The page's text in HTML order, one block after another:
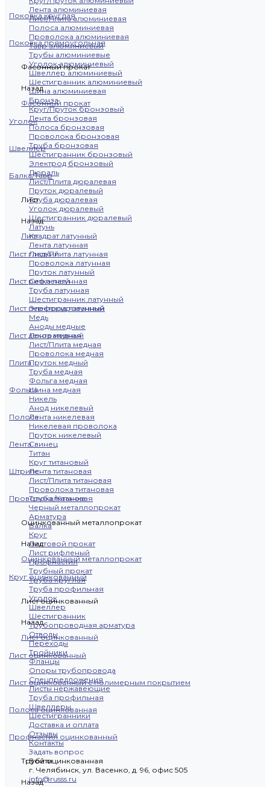
Лента алюминиевая
Лист/Плита алюминиевая
Полоса алюминиевая
Проволока алюминиевая
Тавр алюминиевый
Трубы алюминиевые
Уголок алюминиевый
Швеллер алюминиевый
Шестигранник алюминиевый
Шина алюминиевая
Бронза
Круг/Пруток бронзовый
Лента бронзовая
Полоса бронзовая
Проволока бронзовая
Труба бронзовая
Шестигранник бронзовый
Электрод бронзовый
Дюраль
Лист/Плита дюралевая
Пруток дюралевый
Труба дюралевая
Уголок дюралевый
Шестигранник дюралевый
Латунь
Квадрат латунный
Лента латунная
Лист/Плита латунная
Проволока латунная
Пруток латунный
Сетка латунная
Труба латунная
Шестигранник латунный
Электрод латунный
Медь
Аноды медные
Лента медная
Лист/Плита медная
Проволока медная
Пруток медный
Труба медная
Фольга медная
Шина медная
Никель
Анод никелевый
Лента никелевая
Никелевая проволока
Пруток никелевый
Свинец
Титан
Круг титановый
Лента титановая
Лист/Плита титановая
Проволока титановая
Труба титановая
Черный металлопрокат
Арматура
Балка
Круг
Листовой прокат
Лист рифленый
Профнастил
Трубный прокат
Труба круглая
Труба профильная
Уголок
Швеллер
Шестигранник
Трубопроводная арматура
Отводы
Переходы
Тройники
Фланцы
Опоры трубопровода
Спецпредложения
Листы нержавеющие
Труба профильная
Швеллеры
Шестигранники
Доставка и оплата
Отзывы
Контакты
Задать вопрос
Войти
г. Челябинск, ул. Васенко, д. 96, офис 505
info@russs.ru
Поковка круглая
Поковка прямоугольная
Фасонный прокат
Назад
Фасонный прокат
Уголок
Швеллер
Балка/Тавр
Лист
Назад
Лист
Лист гладкий
Лист рифленый
Лист перфорированный
Лист декоративный
Плита
Фольга
Полоса
Лента
Штрипс
Проволока/Катанка
Оцинкованный металлопрокат
Назад
Оцинкованный металлопрокат
Круг оцинкованный
Лист оцинкованный
Назад
Лист оцинкованный
Лист оцинкованный
Лист оцинкованный с полимерным покрытием
Полоса оцинкованная
Профнастил оцинкованный
Труба оцинкованная
Назад